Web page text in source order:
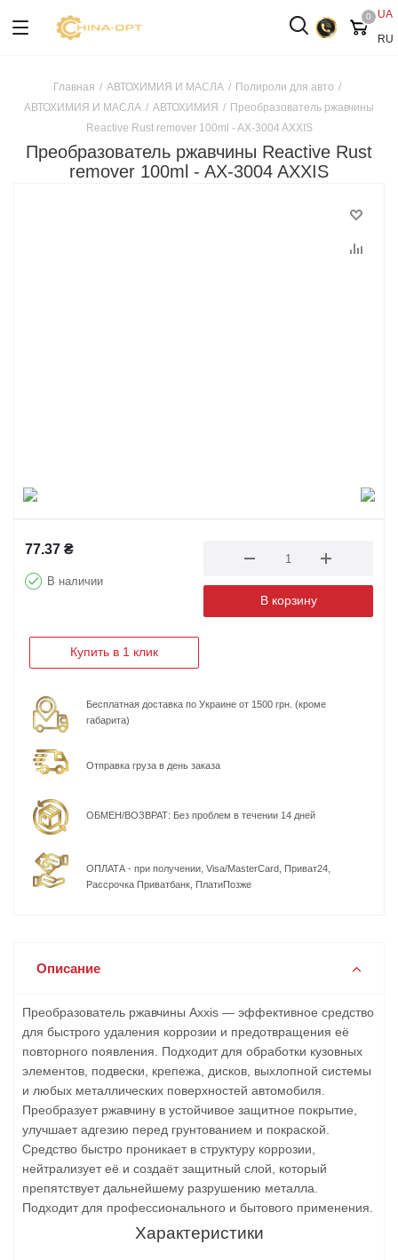
UA
RU
0
Главная / АВТОХИМИЯ И МАСЛА / Полироли для авто /
АВТОХИМИЯ И МАСЛА / АВТОХИМИЯ / Преобразователь ржавчины
Reactive Rust remover 100ml - AX-3004 AXXIS
Преобразователь ржавчины Reactive Rust
remover 100ml - AX-3004 AXXIS
77.37 ₴
В наличии
В корзину
Купить в 1 клик
Бесплатная доставка по Украине от 1500 грн. (кроме
габарита)
Отправка груза в день заказа
ОБМЕН/ВОЗВРАТ: Без проблем в течении 14 дней
ОПЛАТА - при получении, Visa/MasterCard, Приват24,
Рассрочка Приватбанк, ПлатиПозже
Описание
Преобразователь ржавчины Axxis — эффективное средство
для быстрого удаления коррозии и предотвращения её
повторного появления. Подходит для обработки кузовных
элементов, подвески, крепежа, дисков, выхлопной системы
и любых металлических поверхностей автомобиля.
Преобразует ржавчину в устойчивое защитное покрытие,
улучшает адгезию перед грунтованием и покраской.
Средство быстро проникает в структуру коррозии,
нейтрализует её и создаёт защитный слой, который
препятствует дальнейшему разрушению металла.
Подходит для профессионального и бытового применения.
Характеристики